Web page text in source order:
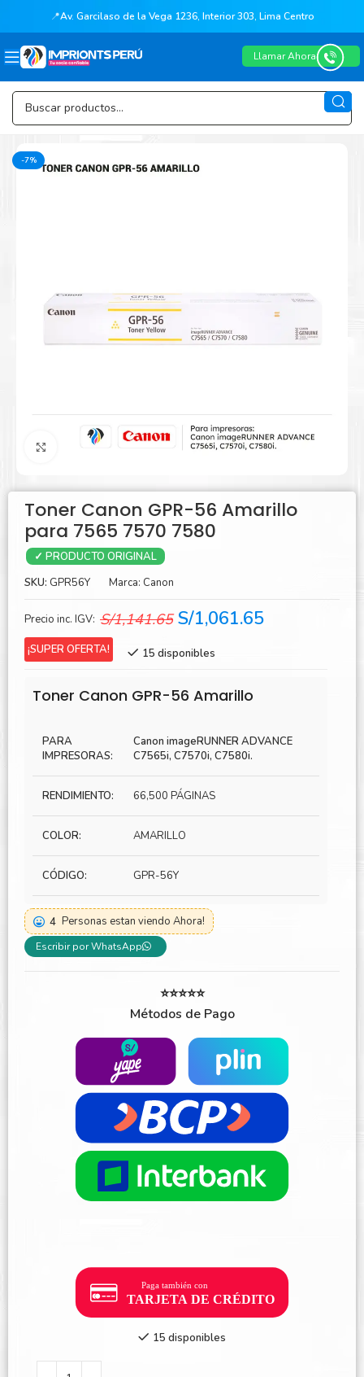
📍Av. Garcilaso de la Vega 1236, Interior 303, Lima Centro
Llamar Ahora
-7%
Agrandar
Toner Canon GPR-56 Amarillo
para 7565 7570 7580
✓ PRODUCTO ORIGINAL
SKU: GPR56Y Marca: Canon
Precio inc. IGV: S/1,141.65 El
original
S/1,141.65.
S/1,061.65El
¡SUPER OFERTA! 15 disponibles
Toner Canon GPR-56 Amarillo
PARA
IMPRESORAS:
Canon imageRUNNER ADVANCE
C7565i, C7570i, C7580i.
RENDIMIENTO: 66,500 PÁGINAS
COLOR: AMARILLO
CÓDIGO: GPR-56Y
4 Personas estan viendo Ahora!
Escribir por WhatsApp
⭐⭐⭐⭐⭐
Métodos de Pago
15 disponibles